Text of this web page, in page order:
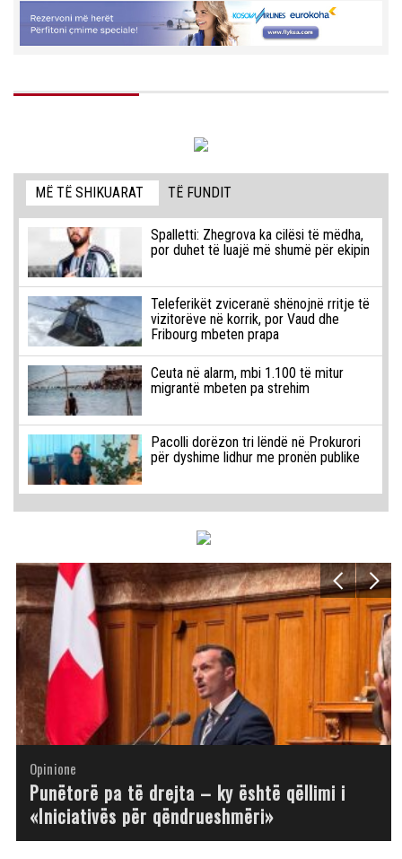
MË TË SHIKUARAT TË FUNDIT
Spalletti: Zhegrova ka cilësi të mëdha,
por duhet të luajë më shumë për ekipin
Teleferikët zviceranë shënojnë rritje të
vizitorëve në korrik, por Vaud dhe
Fribourg mbeten prapa
Ceuta në alarm, mbi 1.100 të mitur
migrantë mbeten pa strehim
Pacolli dorëzon tri lëndë në Prokurori
për dyshime lidhur me pronën publike
Opinione
Opinione
Punëtorë pa të drejta – ky është qëllimi i
«Iniciativës për qëndrueshmëri»
Opinione
Opinione
Opinione
Opinione
Opinione
Opinione